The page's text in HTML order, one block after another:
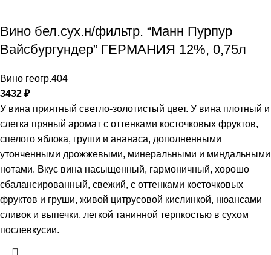
Вино бел.сух.н/фильтр. “Манн Пурпур
Вайсбургундер” ГЕРМАНИЯ 12%, 0,75л
Вино геогр.404
3432 ₽
У вина приятный светло-золотистый цвет. У вина плотный и
слегка пряный аромат с оттенками косточковых фруктов,
спелого яблока, груши и ананаса, дополненными
утонченными дрожжевыми, минеральными и миндальными
нотами. Вкус вина насыщенный, гармоничный, хорошо
сбалансированный, свежий, с оттенками косточковых
фруктов и груши, живой цитрусовой кислинкой, нюансами
сливок и выпечки, легкой танинной терпкостью в сухом
послевкусии.